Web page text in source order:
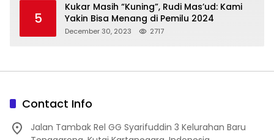
5
Kukar Masih “Kuning”, Rudi Mas’ud: Kami
Yakin Bisa Menang di Pemilu 2024
December 30, 2023 2717
Contact Info
Jalan Tambak Rel GG Syarifuddin 3 Kelurahan Baru